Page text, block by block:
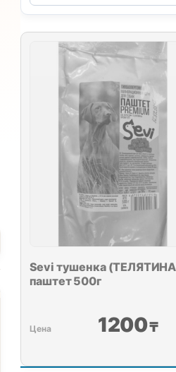
паштет
300г
Sevi тушенка
паштет 500г
1200₸
Вес свыше 20 кг
30 000